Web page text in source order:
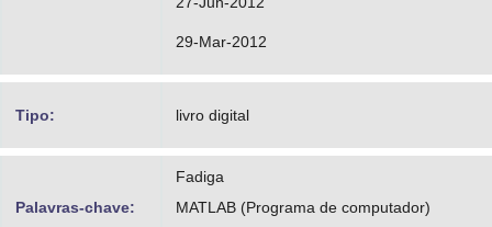
29-Mar-2012
Tipo: livro digital
Palavras-chave:
Fadiga
MATLAB (Programa de computador)